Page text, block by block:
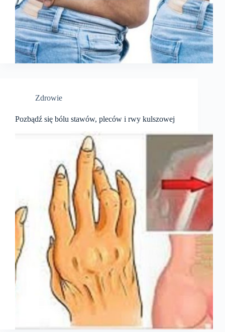
Zdrowie
Pozbądź się bólu stawów, pleców i rwy kulszowej